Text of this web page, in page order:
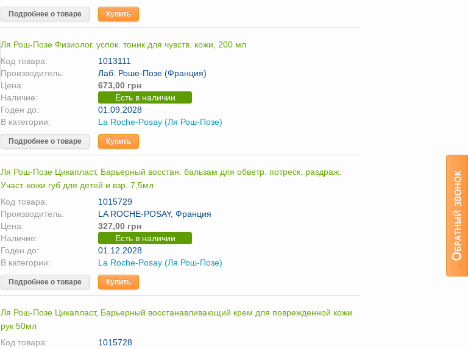
Подробнее о товаре Купить
Ля Рош-Позе Физиолог. успок. тоник для чувств. кожи, 200 мл
Код товара:
1013111
Производитель:
Лаб. Роше-Позе (Франция)
Цена:
673,00 грн
Наличие:
Есть в наличии
Годен до:
01.09.2028
В категории:
La Roche-Posay (Ля Рош-Позе)
Подробнее о товаре Купить
Ля Рош-Позе Цикапласт, Барьерный восстан. бальзам для обветр. потреск. раздраж.
Участ. кожи губ для детей и взр. 7,5мл
Код товара:
1015729
Производитель:
LA ROCHE-POSAY, Франция
Цена:
327,00 грн
Наличие:
Есть в наличии
Годен до:
01.12.2028
В категории:
La Roche-Posay (Ля Рош-Позе)
Подробнее о товаре Купить
Ля Рош-Позе Цикапласт, Барьерный восстанавливающий крем для поврежденной кожи
рук 50мл
Код товара:
1015728